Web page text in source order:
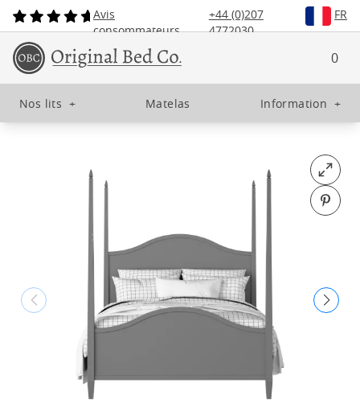
Avis
consommateurs
+44 (0)207
4772030
FR
0
Nos lits + Matelas Information +
Open
Pin